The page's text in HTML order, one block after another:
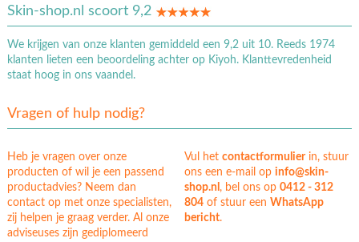
Skin-shop.nl scoort 9,2
We krijgen van onze klanten gemiddeld een 9,2 uit 10. Reeds 1974
klanten lieten een beoordeling achter op Kiyoh. Klanttevredenheid
staat hoog in ons vaandel.
Vragen of hulp nodig?
Heb je vragen over onze
producten of wil je een passend
productadvies? Neem dan
contact op met onze specialisten,
zij helpen je graag verder. Al onze
adviseuses zijn gediplomeerd
Vul hetcontactformulierin, stuur
ons een e-mail op info@skin-
shop.nl, bel ons op0412 - 312
804 of stuur eenWhatsApp
bericht.